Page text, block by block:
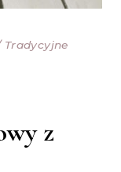
Tradycyjne
z